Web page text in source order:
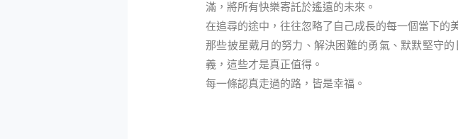
滿，將所有快樂寄託於遙遠的未來。
在追尋的途中，往往忽略了自己成長的每一個當下的
那些披星戴月的努力、解決困難的勇氣、默默堅守
義，這些才是真正值得。
每一條認真走過的路，皆是幸福。